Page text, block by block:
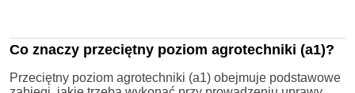
Co znaczy przeciętny poziom agrotechniki (a1)?
Przeciętny poziom agrotechniki (a1) obejmuje podstawowe